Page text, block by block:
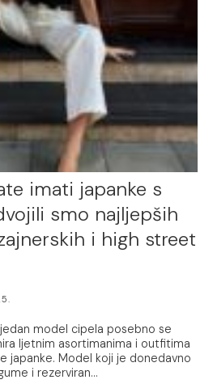
imati japanke s
smo najljepših
i high street
model cipela posebno se
ljetnim asortimanima i outfitima
japanke. Model koji je donedavno
i rezerviran...